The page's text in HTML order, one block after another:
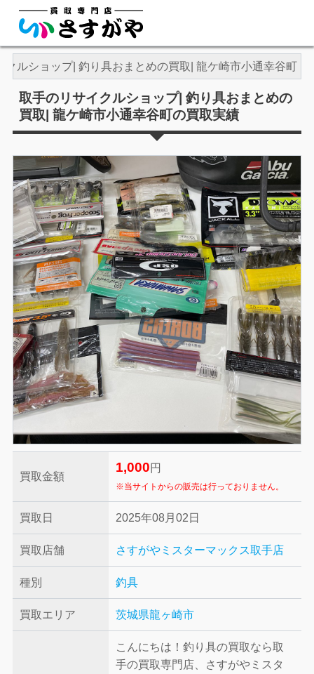
クルショップ| 釣り具おまとめの買取| 龍ケ崎市小通幸谷町
取手のリサイクルショップ| 釣り具おまとめの
買取| 龍ケ崎市小通幸谷町の買取実績
買取金額
1,000 円
※当サイトからの販売は行っておりません。
買取日 2025年08月02日
買取店舗 さすがやミスターマックス取手店
種別 釣具
買取エリア 茨城県龍ヶ崎市
こんにちは！釣り具の買取なら取
手の買取専門店、さすがやミスタ